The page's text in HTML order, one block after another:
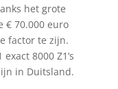
het grote
€ 70.000 euro
factor te zijn.
8000 Z1’s
in Duitsland.